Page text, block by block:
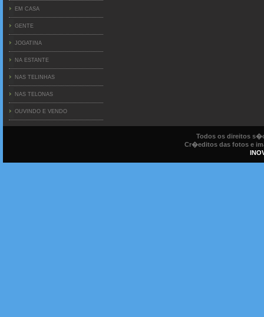
EM CASA
GENTE
JOGATINA
NA ESTANTE
NAS TELINHAS
NAS TELONAS
OUVINDO E VENDO
Todos os direitos
Cr�editos das fotos e